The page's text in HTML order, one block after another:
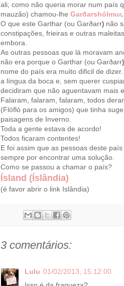
ali; como não queria morar num país
mauzão) chamou-lhe Garðarshólmur.
O que este Garthar (ou Garðarr) não
constipações, frieiras e outras
embora.
As outras pessoas que lá moravam
não era porque o Garthar (ou Garðarr)
nome do país era muito dificil de
a língua da boca e, sem querer
decidiram que não aguentavam mais
Falaram, falaram, falaram, todos
(Flófló para os amigos) que tinha
paisagens de Inverno.
Toda a gente estava de acordo!
Todos ficaram contentes!
E foi assim que as pessoas deste
sempre por encontrar uma solução.
Como se passou a chamar o país?
Ísland (Íslândia)
(é favor abrir o link Islândia)
3 comentários:
Lulu 01/02/2013, 15:12:00